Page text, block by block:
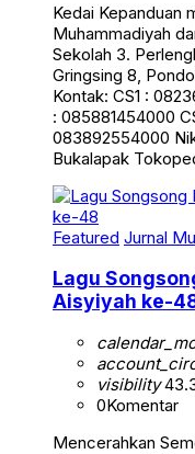
Kedai Kepanduan
Muhammadiyah
Sekolah 3.
Gringsing 8,
Kontak: CS1 :
: 085881454000
083892554000
Bukalapak
Featured Jurnal
Lagu
Aisyiyah ke-
visibility
0Komentar
Mencerahkan